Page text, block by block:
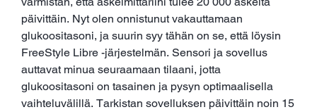
päivittäin. Nyt olen onnistunut vakauttamaan
glukoositasoni, ja suurin syy tähän on se, että löysin
FreeStyle Libre -järjestelmän. Sensori ja sovellus
auttavat minua seuraamaan tilaani, jotta
glukoositasoni on tasainen ja pysyn optimaalisella
vaihteluvälillä. Tarkistan sovelluksen päivittäin noin 15